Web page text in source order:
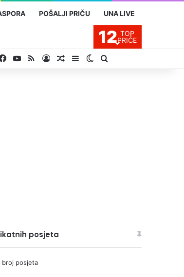
POŠALJI PRIČU UNA LIVE
12 TOP
PRIČE
Facebook
YouTube
RSSPrijavite se
Slučajan proizvod
SidebarSwitch skin
posjeta
broj posjeta